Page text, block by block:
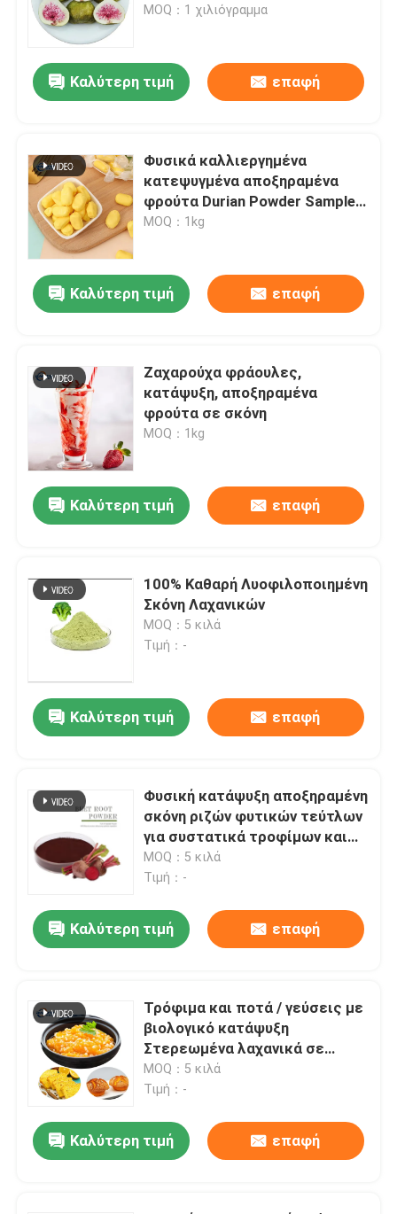
Σπίτι
Βίντεο
Εμφάνιση VR
Σχετικά με εμάς
Επισκεψή εργοστασίου
Έλεγχος ποιότητας
Επικοινωνήστε μαζί μας
Γεύματα ουσιών τροφίμων
Γεύση και άρωμα
Συνθετική γεύση
Φυσικό φυτικό αιθέρια έλαιο
καθαρό εκχύλισμα φυτών
Γλυκαντικό
σε μορφή σκόνης Αποθήκευση
MOQ：1 χιλιόγραμμα
Καλύτερη τιμή επαφή
Φυσικά καλλιεργημένα
κατεψυγμένα αποξηραμένα
φρούτα Durian Powder Sample
Food Grade Extraction
MOQ：1kg
Καλύτερη τιμή επαφή
Ζαχαρούχα φράουλες,
κατάψυξη, αποξηραμένα
φρούτα σε σκόνη
MOQ：1kg
Καλύτερη τιμή επαφή
100% Καθαρή Λυοφιλοποιημένη
Σκόνη Λαχανικών
MOQ：5 κιλά
Τιμή：-
Καλύτερη τιμή επαφή
Φυσική κατάψυξη αποξηραμένη
σκόνη ριζών φυτικών τεύτλων
για συστατικά τροφίμων και
συμπληρώματα διατροφής
MOQ：5 κιλά
Τιμή：-
Καλύτερη τιμή επαφή
Τρόφιμα και ποτά / γεύσεις με
βιολογικό κατάψυξη
Στερεωμένα λαχανικά σε
σκόνη κατάψυξη Στερεωμένη
κολοκύθα σε σκόνη
MOQ：5 κιλά
Τιμή：-
Καλύτερη τιμή επαφή